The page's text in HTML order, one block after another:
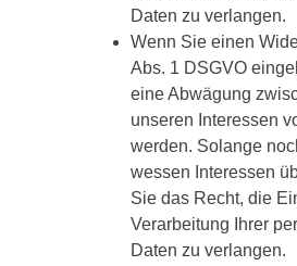
Daten zu verlangen.
Wenn Sie einen
Abs. 1 DSGVO
eine Abwägung
unseren Interessen
werden. Solange
wessen Interessen
Sie das Recht, die
Verarbeitung Ihrer
Daten zu verlangen.